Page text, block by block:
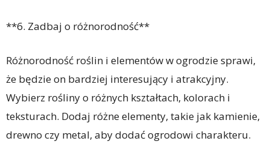
**6. Zadbaj o różnorodność**
Różnorodność roślin i elementów w ogrodzie sprawi,
że będzie on bardziej interesujący i atrakcyjny.
Wybierz rośliny o różnych kształtach, kolorach i
teksturach. Dodaj różne elementy, takie jak kamienie,
drewno czy metal, aby dodać ogrodowi charakteru.